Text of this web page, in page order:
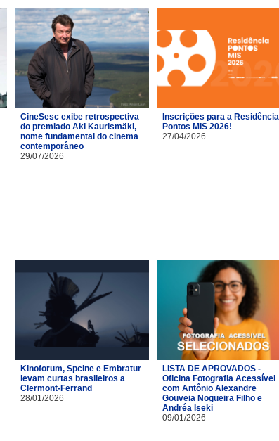
CineSesc exibe retrospectiva
do premiado Aki Kaurismäki,
nome fundamental do cinema
contemporâneo
29/07/2026
Inscrições para a Residência
Pontos MIS 2026!
27/04/2026
Kinoforum, Spcine e Embratur
levam curtas brasileiros a
Clermont-Ferrand
28/01/2026
LISTA DE APROVADOS -
Oficina Fotografia Acessível
com Antônio Alexandre
Gouveia Nogueira Filho e
Andréa Iseki
09/01/2026